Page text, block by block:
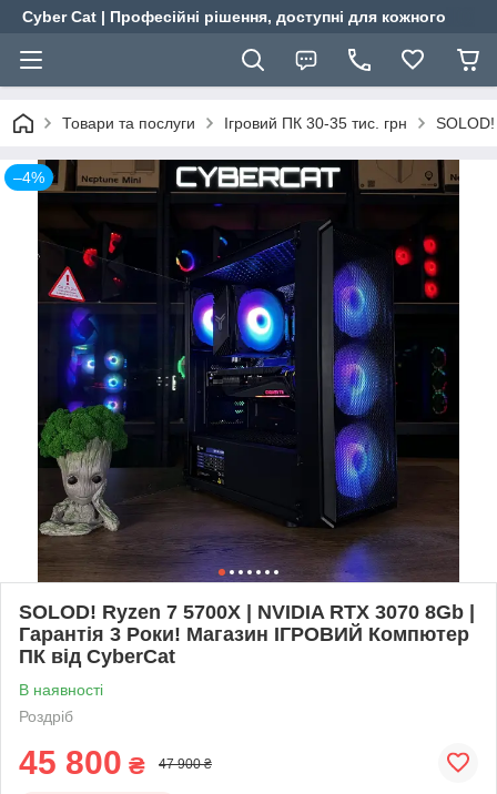
Cyber Cat | Професійні рішення, доступні для кожного
Товари та послуги Ігровий ПК 30-35 тис. грн
–4%
SOLOD! Ryzen 7 5700Х | NVIDIA RTX 3070 8Gb |
Гарантія 3 Роки! Магазин ІГРОВИЙ Компютер
ПК від CyberCat
В наявності
Роздріб
45 800 ₴ 47 900 ₴